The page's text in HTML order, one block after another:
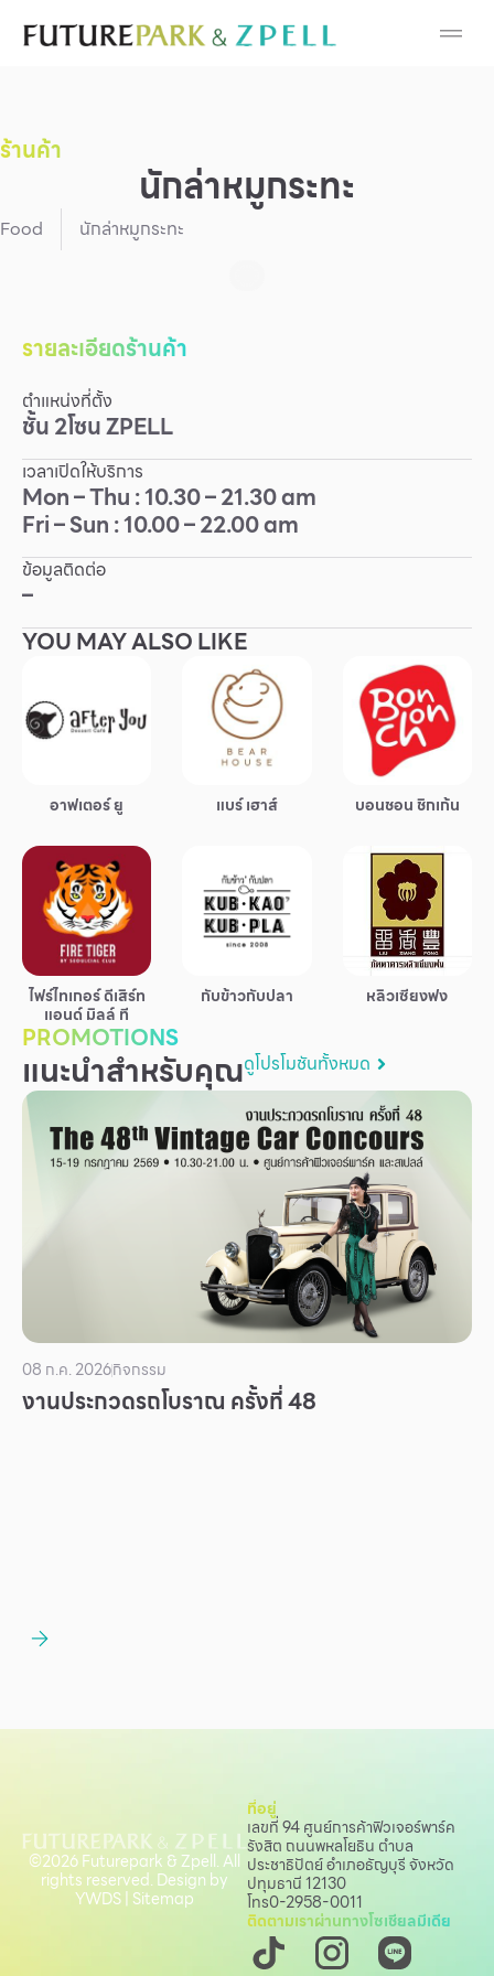
Cosmetic
Fashion
Food
Gold & Jewelry
IT
Mobile
Other
Service
Superstores
กิจกรรมและโปรโมชั่น
ข้อเสนอพิเศษ
สำหรับนักท่องเที่ยว
มีอะไรใหม่
แผนผังร้านค้า
บริการ
เพื่อสังคม
ฟิวเจอร์ซิตี้
เกี่ยวกับเรา
ร่วมงานกับเรา
สมัครงาน
สิทธิประโยชน์ที่ฟิวเจอร์พาร์ค
ร้านค้า
นักล่าหมูกระทะ
Food นักล่าหมูกระทะ
รายละเอียดร้านค้า
ตำแหน่งที่ตั้ง
ชั้น2โซนZPELL
เวลาเปิดให้บริการ
Mon – Thu : 10.30 – 21.30 am
Fri – Sun : 10.00 – 22.00 am
ข้อมูลติดต่อ
–
YOU MAY ALSO LIKE
อาฟเตอร์ ยู แบร์ เฮาส์ บอนชอน ชิกเก้น
ไฟร์ไทเกอร์ ดีเสิร์ท
แอนด์ มิลล์ ที
กับข้าวกับปลา หลิวเซียงฟง
PROMOTIONS
แนะนำสำหรับคุณดูโปรโมชันทั้งหมด
08 ก.ค. 2026กิจกรรม
งานประกวดรถโบราณ ครั้งที่ 48
ที่อยู่
เลขที่ 94 ศูนย์การค้าฟิวเจอร์พาร์ค
รังสิต ถนนพหลโยธิน ตำบล
ประชาธิปัตย์ อำเภอธัญบุรี จังหวัด
ปทุมธานี 12130
โทร0-2958-0011
ติดตามเราผ่านทางโซเชียลมีเดีย
©2026 Futurepark & Zpell. All
rights reserved. Design by
YWDS| Sitemap